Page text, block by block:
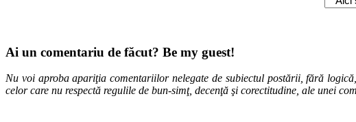
Ai un comentariu de făcut? Be my guest!
Nu voi aproba apariţia comentariilor nelegate de subiectul postării, fără
celor care nu respectă regulile de bun-simţ, decenţă şi corectitudine, ale unei